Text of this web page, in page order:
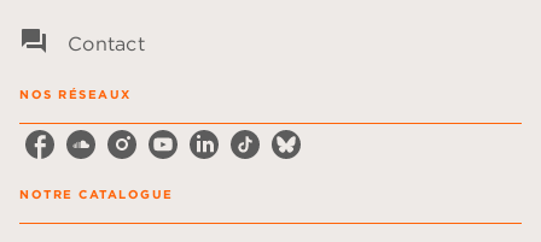
question_answer Contact
NOS RÉSEAUX
NOTRE CATALOGUE